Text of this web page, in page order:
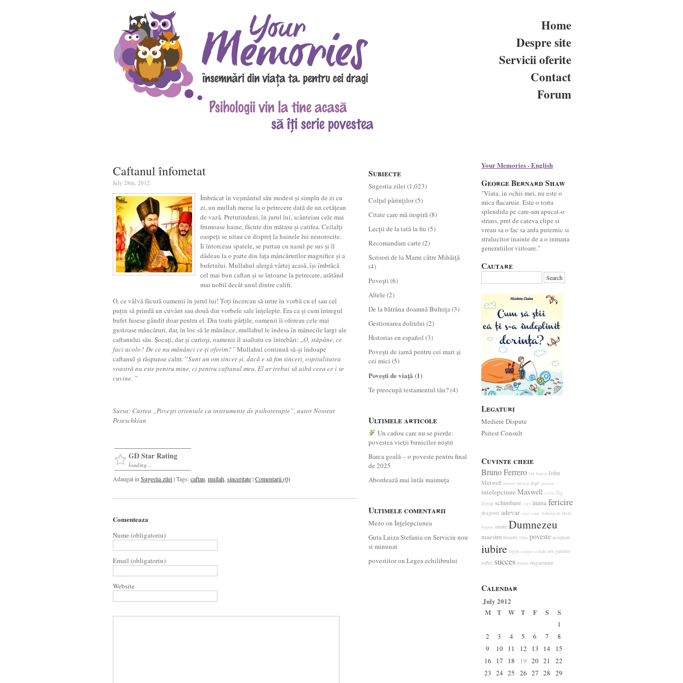
Home
Despre site
Servicii oferite
Contact
Forum
Caftanul înfometat
July 28th, 2012
Îmbrăcat în veșmântul său modest și simplu de zi cu
zi, un mullah merse la o petrecere dată de un cetățean
de vază. Pretutindeni, în jurul lui, scânteiau cele mai
frumoase haine, făcute din mătase și catifea. Ceilalți
oaspeți se uitau cu dispreț la hainele lui nenorocite.
Îi întorceau spatele, se purtau cu nasul pe sus și îl
dădeau la o parte din fața mâncărurilor magnifice și a
bufetului. Mullahul alergă vârtej acasă, își îmbrăcă
cel mai bun caftan și se întoarse la petrecere, arătând
mai nobil decât unul dintre califi.
O, ce vâlvă făcură oamenii în jurul lui! Toți încercau să intre în vorbă cu el sau cel
puțin să prindă un cuvânt sau două din vorbele sale înțelepte. Era ca și cum întregul
bufet fusese gândit doar pentru el. Din toate părțile, oamenii îi ofereau cele mai
gustoase mâncăruri, dar, în loc să le mănânce, mullahul le îndesa în mânecile largi ale
caftanului său. Șocați, dar și curioși, oamenii îl asaltatu cu întrebări: „O, stăpâne, ce
faci acolo? De ce nu mănânci ce-ți oferim?”Mullahul continuă să-și îndoape
caftanul și răspunse calm: ”Sunt un om sincer și, dacă e să fim sinceri, ospitalitatea
voastră nu este pentru mine, ci pentru caftanul meu. El ar trebui să aibă ceea ce i se
cuvine. ”
Sursa: Cartea „Poveşti orientale ca instrumente de psihoterapie”, autor Nossrat
Peseschkian
GD Star Rating
loading...
Adaugat in Sugestia zilei| Tags:caftan mullah sinceritate|Comentarii (0)
Comenteaza
Nume (obligatoriu)
Email (obligatoriu)
Website
Subiecte
Sugestia zilei (1,023)
Colţul părinţilor(5)
Citate care mă inspiră(8)
Lecţii de la tată la fiu (5)
Recomandare carte (2)
Scrisori de la Mami către Mihăiţă
(4)
Poveşti (6)
Altele (2)
De la bătrâna doamnă Bufniţa(3)
Gestionarea doliului (2)
Historias en español (3)
Poveşti de iarnă pentru cei mari şi
cei mici (5)
Poveşti de viaţă (1)
Te preocupă testamentul tău?(4)
Ultimele articole
Un cadou care nu se pierde:
povestea vieții bunicilor noștri
Barca goală – o poveste pentru final
de 2025
Abordează mai întâi maimuța
Ultimele comentarii
Mezo on Înţelepciunea
Guta Luiza Stefaniaon Serviciu nou
si minunat
povestitoron Legea echilibrului
Your Memories - English
George Bernard Shaw
"Viata, in ochii mei, nu este o
mica flacaruie. Este o torta
splendida pe care-am apucat-o
strans, pret de cateva clipe si
vreau sa o fac sa arda puternic si
stralucitor inainte de a o inmana
generatiilor viitoare."
Cautare
Legaturi
Mediere Dispute
Psitest Consult
Cuvinte cheie
Bruno Ferrero vis batran John
Maxwell univers intelept rege prezent
intelepciune Maxwell cadou Zig
Ziglar schimbare copii inima fericire
dragoste adevar copil caine Anthony de Mello
bogatie minte Dumnezeu
maestru moarte Osho poveste acceptare
iubire legea calugar ceilalti zen ganduri
suflet succes dorinta rugaciune
Calendar
July 2012
M
T W T F S S
1
2
3 4 5 6 7
8
9
10 11 12 13 14
15
16
17 18 19 20 21
22
23 24 25 26 27 28
29